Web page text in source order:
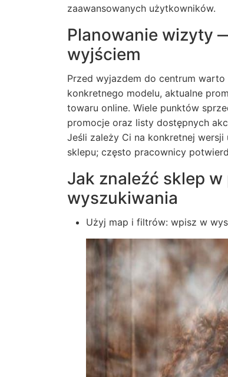
zaawansowanych użytkowników.
Planowanie wizyty
wyjściem
Przed wyjazdem do centrum
konkretnego modelu, aktualne
towaru online. Wiele punktów
promocje oraz listy dostępnych
Jeśli zależy Ci na konkretnej wersji
sklepu; często pracownicy
Jak znaleźć sklep
wyszukiwania
Użyj map i filtrów: wpisz w